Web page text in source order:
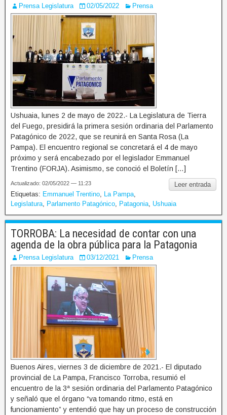
Prensa Legislatura 02/05/2022 Prensa
Ushuaia, lunes 2 de mayo de 2022.- La Legislatura de Tierra
del Fuego, presidirá la primera sesión ordinaria del Parlamento
Patagónico de 2022, que se reunirá en Santa Rosa (La
Pampa). El encuentro regional se concretará el 4 de mayo
próximo y será encabezado por el legislador Emmanuel
Trentino (FORJA). Asimismo, se conoció el Boletín […]
Leer entrada
Actualizado: 02/05/2022 — 11:23
Etiquetas: Emmanuel Trentino La Pampa
Legislatura
Parlamento Patagónico Patagonia Ushuaia
TORROBA: La necesidad de contar con una
agenda de la obra pública para la Patagonia
Prensa Legislatura 03/12/2021 Prensa
Buenos Aires, viernes 3 de diciembre de 2021.- El diputado
provincial de La Pampa, Francisco Torroba, resumió el
encuentro de la 3ª sesión ordinaria del Parlamento Patagónico
y señaló que el órgano “va tomando ritmo, está en
funcionamiento” y entendió que hay un proceso de construcción